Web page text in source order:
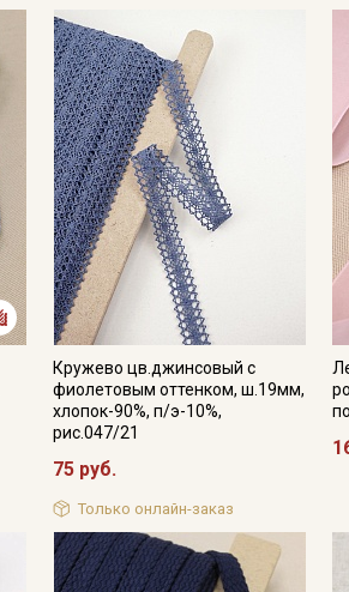
Кружево цв.джинсовый с
фиолетовым оттенком, ш.19мм,
хлопок-90%, п/э-10%,
рис.047/21
75 руб.
Только онлайн-заказ
и